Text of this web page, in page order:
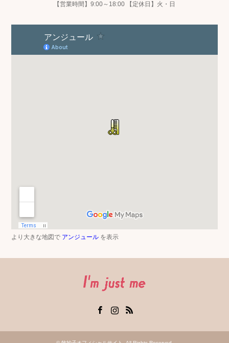
【営業時間】9:00～18:00 【定休日】火・日
より大きな地図で アンジュール を表示